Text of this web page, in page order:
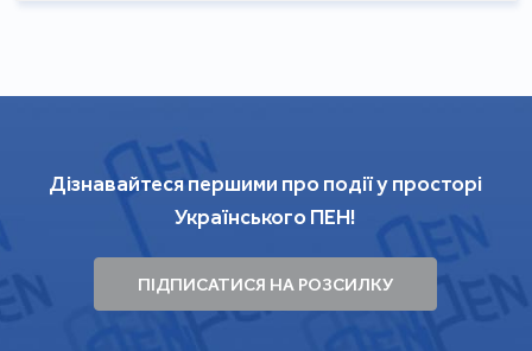
Дізнавайтеся першими про події у просторі
Українського ПЕН!
ПІДПИСАТИСЯ НА РОЗСИЛКУ